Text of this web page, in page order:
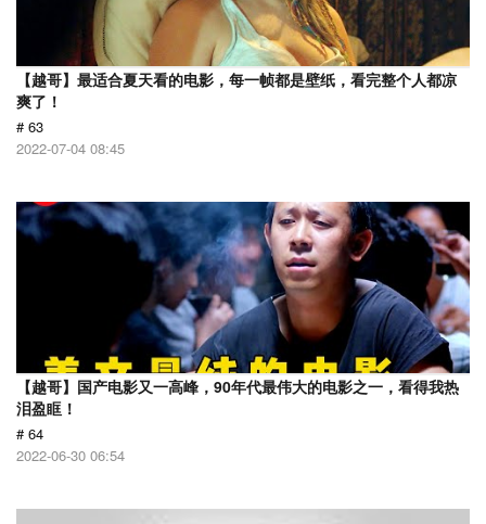
【越哥】最适合夏天看的电影，每一帧都是壁纸，看完整个人都凉
爽了！
# 63
2022-07-04 08:45
【越哥】国产电影又一高峰，90年代最伟大的电影之一，看得我热
泪盈眶！
# 64
2022-06-30 06:54